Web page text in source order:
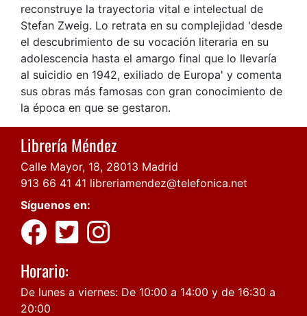
reconstruye la trayectoria vital e intelectual de
Stefan Zweig. Lo retrata en su complejidad 'desde
el descubrimiento de su vocación literaria en su
adolescencia hasta el amargo final que lo llevaría
al suicidio en 1942, exiliado de Europa' y comenta
sus obras más famosas con gran conocimiento de
la época en que se gestaron.
Librería Méndez
Calle Mayor, 18, 28013 Madrid
913 66 41 41 libreriamendez@telefonica.net
Síguenos en:
Horario:
De lunes a viernes: De 10:00 a 14:00 y de 16:30 a
20:00